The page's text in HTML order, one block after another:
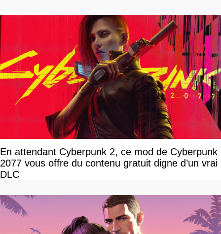
En attendant Cyberpunk 2, ce mod de Cyberpunk
2077 vous offre du contenu gratuit digne d’un vrai
DLC